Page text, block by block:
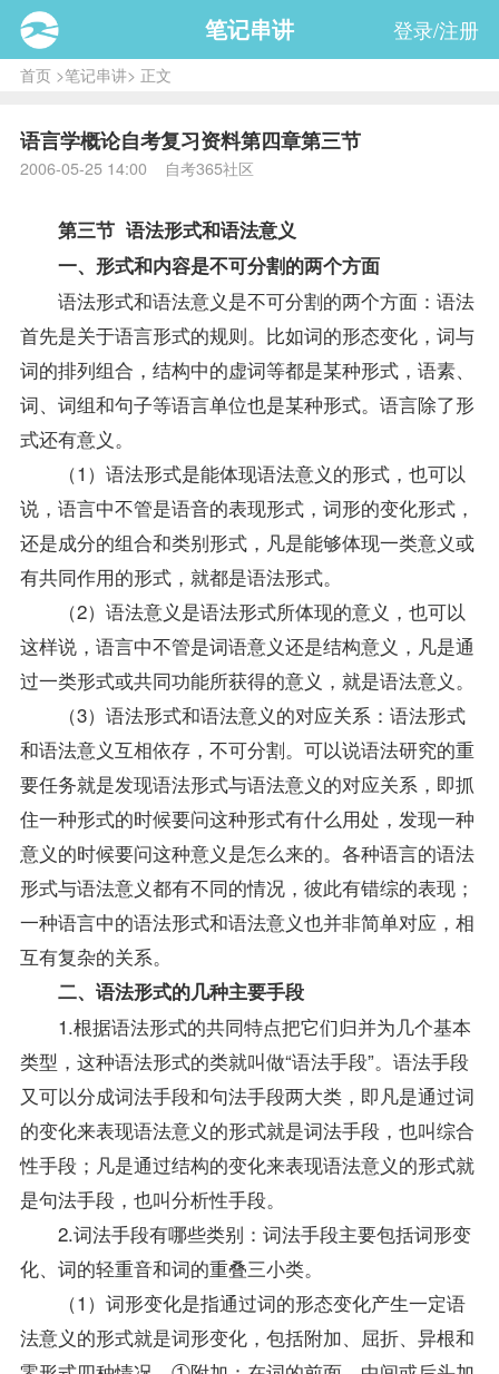
笔记串讲 登录/注册
首页>笔记串讲> 正文
语言学概论自考复习资料第四章第三节
2006-05-25 14:00 自考365社区
第三节 语法形式和语法意义
一、形式和内容是不可分割的两个方面
语法形式和语法意义是不可分割的两个方面：语法
首先是关于语言形式的规则。比如词的形态变化，词与
词的排列组合，结构中的虚词等都是某种形式，语素、
词、词组和句子等语言单位也是某种形式。语言除了形
式还有意义。
（1）语法形式是能体现语法意义的形式，也可以
说，语言中不管是语音的表现形式，词形的变化形式，
还是成分的组合和类别形式，凡是能够体现一类意义或
有共同作用的形式，就都是语法形式。
（2）语法意义是语法形式所体现的意义，也可以
这样说，语言中不管是词语意义还是结构意义，凡是通
过一类形式或共同功能所获得的意义，就是语法意义。
（3）语法形式和语法意义的对应关系：语法形式
和语法意义互相依存，不可分割。可以说语法研究的重
要任务就是发现语法形式与语法意义的对应关系，即抓
住一种形式的时候要问这种形式有什么用处，发现一种
意义的时候要问这种意义是怎么来的。各种语言的语法
形式与语法意义都有不同的情况，彼此有错综的表现；
一种语言中的语法形式和语法意义也并非简单对应，相
互有复杂的关系。
二、语法形式的几种主要手段
1.根据语法形式的共同特点把它们归并为几个基本
类型，这种语法形式的类就叫做“语法手段”。语法手段
又可以分成词法手段和句法手段两大类，即凡是通过词
的变化来表现语法意义的形式就是词法手段，也叫综合
性手段；凡是通过结构的变化来表现语法意义的形式就
是句法手段，也叫分析性手段。
2.词法手段有哪些类别：词法手段主要包括词形变
化、词的轻重音和词的重叠三小类。
（1）词形变化是指通过词的形态变化产生一定语
法意义的形式就是词形变化，包括附加、屈折、异根和